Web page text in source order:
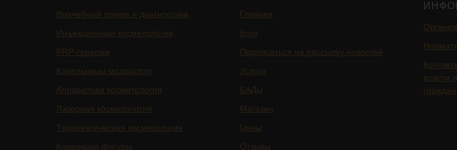
Врачебный прием и диагностика
Инъекционная косметология
PRP-терапия
Капельницы молодости
Аппаратная косметология
Лазерная косметология
Терапевтическая косметология
Коррекция фигуры
Главная
Блог
Подписаться на рассылку новостей
Услуги
БАДы
Магазин
Цены
Отзывы
власти
граждан